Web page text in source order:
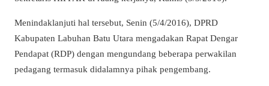
Menindaklanjuti hal tersebut, Senin (5/4/2016), DPRD
Kabupaten Labuhan Batu Utara mengadakan Rapat Dengar
Pendapat (RDP) dengan mengundang beberapa perwakilan
pedagang termasuk didalamnya pihak pengembang.